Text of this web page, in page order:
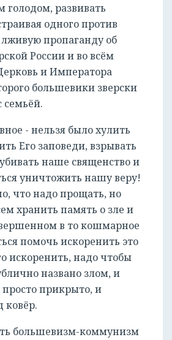
голодом, развивать
одного против
лживую пропаганду об
России и во всём
и Императора
большевики зверски
семьёй.
- нельзя было хулить
Его заповеди, взрывать
наше священство и
уничтожить нашу веру!
что надо прощать, но
хранить память о зле и
в то кошмарное
помочь искоренить это
искоренить, надо чтобы
названо злом, и
просто прикрыто, и
ковёр.
большевизм-коммунизм